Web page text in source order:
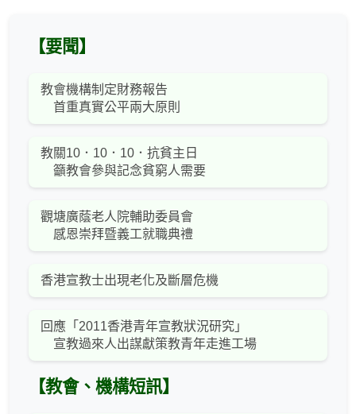
【要聞】
教會機構制定財務報告
首重真實公平兩大原則
教關10．10．10．抗貧主日
籲教會參與記念貧窮人需要
觀塘廣蔭老人院輔助委員會
感恩崇拜暨義工就職典禮
香港宣教士出現老化及斷層危機
回應「2011香港青年宣教狀況研究」
宣教過來人出謀獻策教青年走進工場
【教會、機構短訊】